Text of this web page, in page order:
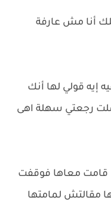
أنا مش عارفة
إيه قولي لها أنك
رجعتي سهلة اهى
قامت معاها فوقفت
مقالتش لمامتها